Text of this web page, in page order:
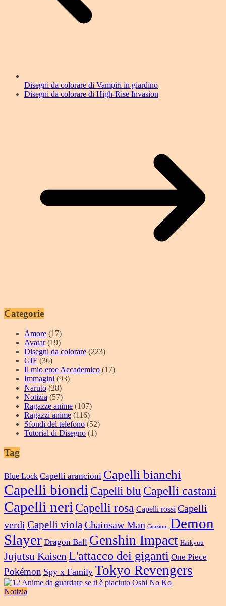
Disegni da colorare di Vampiri in giardino
Disegni da colorare di High-Rise Invasion
Categorie
Amore (17)
Avatar(19)
Disegni da colorare (223)
GIF (36)
Il mio eroe Accademico (17)
Immagini (93)
Naruto (28)
Notizia (57)
Ragazze anime (107)
Ragazzi anime (116)
Sfondi del telefono (52)
Tutorial di Disegno (1)
Tag
Blue Lock Capelli arancioni Capelli bianchi
Capelli biondi Capelli blu Capelli castani
Capelli neri Capelli rosa Capelli rossi Capelli
verdi Capelli viola Chainsaw Man Citazioni Demon
Slayer Dragon Ball Genshin Impact Haikyuu
Jujutsu Kaisen L'attacco dei giganti One Piece
Pokémon Spy x Family Tokyo Revengers
Notizia